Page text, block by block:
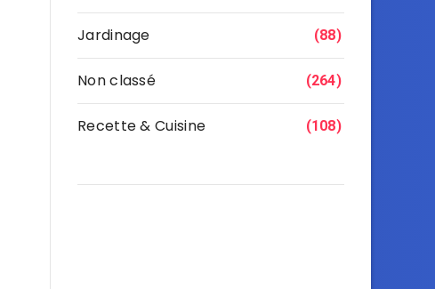
Jardinage (88)
Non classé (264)
Recette & Cuisine (108)